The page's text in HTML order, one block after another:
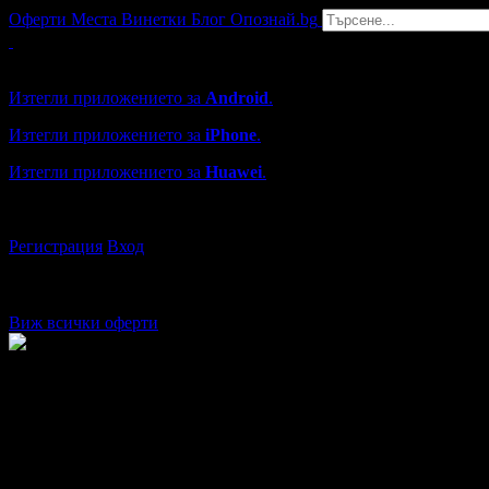
Оферти Места Винетки Блог Опознай.bg
Изтегли приложението за Android.
Изтегли приложението за iPhone.
Изтегли приложението за Huawei.
Регистрация Вход
Виж всички оферти